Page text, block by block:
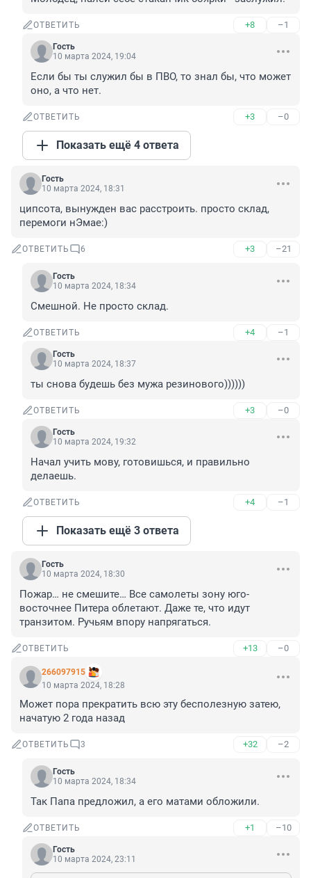
ОТВЕТИТЬ +8 –1
Гость
10 марта 2024, 19:04
Если бы ты служил бы в ПВО, то знал бы, что может
оно, а что нет.
ОТВЕТИТЬ +3 –0
Показать ещё 4 ответа
Гость
10 марта 2024, 18:31
ципсота, вынужден вас расстроить. просто склад,
перемоги нЭмае:)
ОТВЕТИТЬ 6 +3 –21
Гость
10 марта 2024, 18:34
Смешной. Не просто склад.
ОТВЕТИТЬ +4 –1
Гость
10 марта 2024, 18:37
ты снова будешь без мужа резинового))))))
ОТВЕТИТЬ +3 –0
Гость
10 марта 2024, 19:32
Начал учить мову, готовишься, и правильно
делаешь.
ОТВЕТИТЬ +4 –1
Показать ещё 3 ответа
Гость
10 марта 2024, 18:30
Пожар… не смешите… Все самолеты зону юго-
восточнее Питера облетают. Даже те, что идут
транзитом. Ручьям впору напрягаться.
ОТВЕТИТЬ +13 –0
266097915
10 марта 2024, 18:28
Может пора прекратить всю эту бесполезную затею,
начатую 2 года назад
ОТВЕТИТЬ 3 +32 –2
Гость
10 марта 2024, 18:34
Так Папа предложил, а его матами обложили.
ОТВЕТИТЬ +1 –10
Гость
10 марта 2024, 23:11